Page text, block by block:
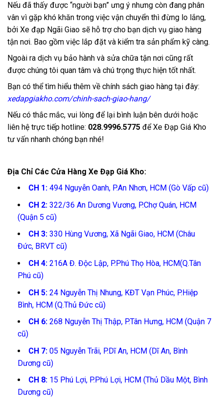
Nếu đã thấy được “người bạn” ưng ý nhưng còn đang phân
vân vì gặp khó khăn trong việc vận chuyển thì đừng lo lắng,
bởi Xe đạp Ngãi Giao sẽ hỗ trợ cho bạn dịch vụ giao hàng
tận nơi. Bao gồm việc lắp đặt và kiểm tra sản phẩm kỹ càng.
Ngoài ra dịch vụ bảo hành và sửa chữa tận nơi cũng rất
được chúng tôi quan tâm và chú trọng thực hiện tốt nhất.
Bạn có thể tìm hiểu thêm về chính sách giao hàng tại đây:
xedapgiakho.com/chinh-sach-giao-hang/
Nếu có thắc mắc, vui lòng để lại bình luận bên dưới hoặc
liên hệ trực tiếp hotline: 028.9996.5775 để Xe Đạp Giá Kho
tư vấn nhanh chóng bạn nhé!
Địa Chỉ Các Cửa Hàng Xe Đạp Giá Kho:
CH 1:494 Nguyễn Oanh, P.An Nhơn, HCM (Gò Vấp cũ)
CH 2:322/36 An Dương Vương, P.Chợ Quán, HCM
(Quận 5 cũ)
CH 3:330 Hùng Vương, Xã Ngãi Giao, HCM (Châu
Đức, BRVT cũ)
CH 4:216A Đ. Độc Lập, P.Phú Thọ Hòa, HCM(Q.Tân
Phú cũ)
CH 5:24 Nguyễn Thị Nhung, KĐT Vạn Phúc, P.Hiệp
Bình, HCM (Q.Thủ Đức cũ)
CH 6:268 Nguyễn Thị Thập, P.Tân Hưng, HCM (Quận 7
cũ)
CH 7:05 Nguyễn Trãi, P.Dĩ An, HCM (Dĩ An, Bình
Dương cũ)
CH 8: 15 Phú Lợi, P.Phú Lợi, HCM (Thủ Dầu Một, Bình
Dương cũ)